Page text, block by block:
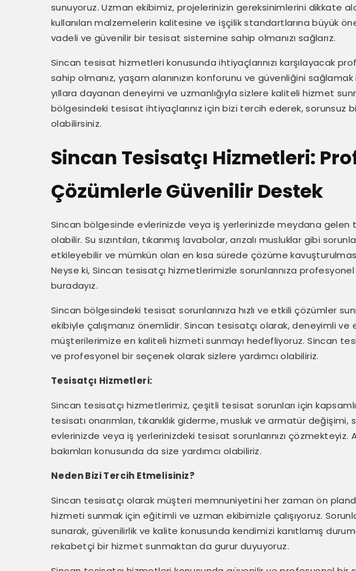
sunuyoruz. Uzman ekibimiz, projelerinizin gereksinimlerini dikkate
kullanılan malzemelerin kalitesine ve işçilik standartlarına büyük
vadeli ve güvenilir bir tesisat sistemine sahip olmanızı sağlarız.
Sincan tesisat hizmetleri konusunda ihtiyaçlarınızı karşılayacak
sahip olmanız, yaşam alanınızın konforunu ve güvenliğini
yıllara dayanan deneyimi ve uzmanlığıyla sizlere kaliteli hizmet
bölgesindeki tesisat ihtiyaçlarınız için bizi tercih ederek, sorunsuz
olabilirsiniz.
Sincan Tesisatçı Hizmetleri:
Çözümlerle Güvenilir Destek
Sincan bölgesinde evlerinizde veya iş yerlerinizde meydana gelen
olabilir. Su sızıntıları, tıkanmış lavabolar, arızalı musluklar gibi
etkileyebilir ve mümkün olan en kısa sürede çözüme
Neyse ki, Sincan tesisatçı hizmetlerimizle sorunlarınıza
buradayız.
Sincan bölgesindeki tesisat sorunlarınıza hızlı ve etkili çözümler
ekibiyle çalışmanız önemlidir. Sincan tesisatçı olarak, deneyimli ve
müşterilerimize en kaliteli hizmeti sunmayı hedefliyoruz. Sincan
ve profesyonel bir seçenek olarak sizlere yardımcı olabiliriz.
Tesisatçı Hizmetleri:
Sincan tesisatçı hizmetlerimiz, çeşitli tesisat sorunları için
tesisatı onarımları, tıkanıklık giderme, musluk ve armatür
evlerinizde veya iş yerlerinizdeki tesisat sorunlarınızı çözmekteyiz.
bakımları konusunda da size yardımcı olabiliriz.
Neden Bizi Tercih Etmelisiniz?
Sincan tesisatçı olarak müşteri memnuniyetini her zaman ön
hizmeti sunmak için eğitimli ve uzman ekibimizle çalışıyoruz.
sunarak, güvenilirlik ve kalite konusunda kendimizi kanıtlamış
rekabetçi bir hizmet sunmaktan da gurur duyuyoruz.